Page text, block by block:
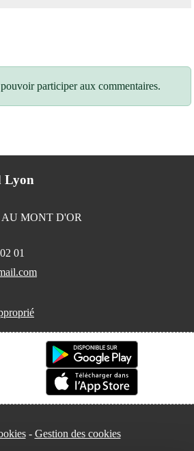
participer aux commentaires.
Lyon
MONT D'OR
01
Gestion des cookies